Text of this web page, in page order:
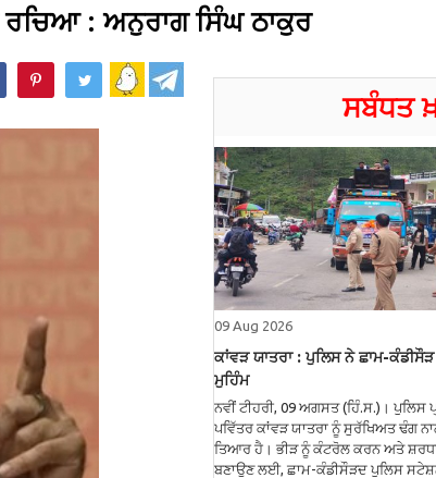
ਰਚਿਆ : ਅਨੁਰਾਗ ਸਿੰਘ ਠਾਕੁਰ
ਸਬੰਧਤ
09 Aug 2026
ਕਾਂਵੜ ਯਾਤਰਾ : ਪੁਲਿਸ ਨੇ ਛਾਮ-
ਮੁਹਿੰਮ
ਨਵੀਂ ਟੀਹਰੀ, 09 ਅਗਸਤ (ਹਿੰ.ਸ.)। ਪੁਲਿਸ
ਪਵਿੱਤਰ ਕਾਂਵੜ ਯਾਤਰਾ ਨੂੰ ਸੁਰੱਖਿਅਤ ਢੰਗ
ਤਿਆਰ ਹੈ। ਭੀੜ ਨੂੰ ਕੰਟਰੋਲ ਕਰਨ ਅਤੇ
ਬਣਾਉਣ ਲਈ, ਛਾਮ-ਕੰਡੀਸੌੜਦ ਪੁਲਿਸ